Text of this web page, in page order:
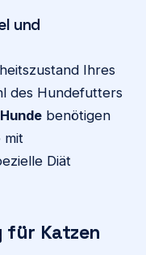
und
Ihres
des Hundefutters
benötigen
mit
Diät
für Katzen